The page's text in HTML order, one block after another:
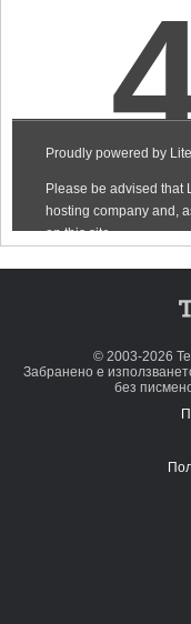
© 2003-2026
Забранено е
без